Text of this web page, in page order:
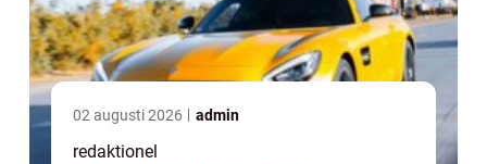
02 augusti 2026 admin
redaktionel